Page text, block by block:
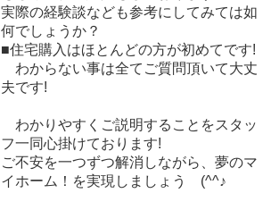
実際の経験談なども参考にしてみては如
何でしょうか？
■住宅購入はほとんどの方が初めてです!
わからない事は全てご質問頂いて大丈
夫です!
わかりやすくご説明することをスタッ
フ一同心掛けております!
ご不安を一つずつ解消しながら、夢のマ
イホーム！を実現しましょう (^^♪